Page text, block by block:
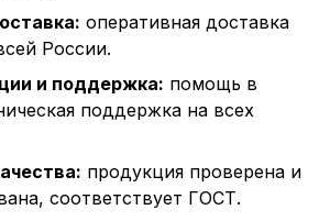
оперативная доставка
России.
и поддержка: помощь в
поддержка на всех
продукция проверена и
соответствует ГОСТ.